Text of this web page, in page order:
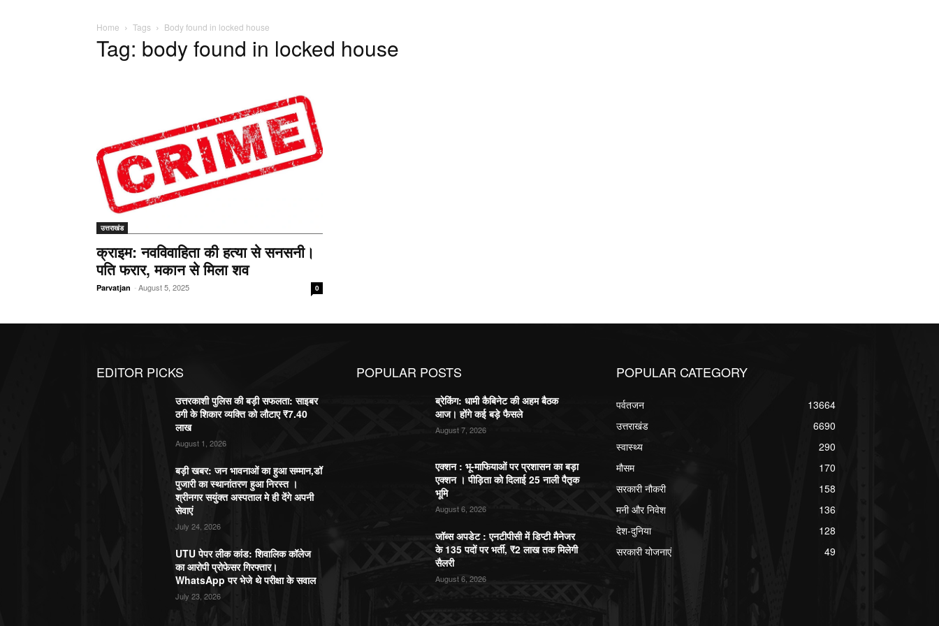
Home Tags Body found in locked house
Tag: body found in locked house
उत्तराखंड
क्राइम: नवविवाहिता की हत्या से सनसनी।
पति फरार, मकान से मिला शव
Parvatjan -August 5, 2025 0
EDITOR PICKS
उत्तरकाशी पुलिस की बड़ी सफलता: साइबर
ठगी के शिकार व्यक्ति को लौटाए ₹7.40
लाख
August 1, 2026
बड़ी खबर: जन भावनाओं का हुआ सम्मान,डॉ
पुजारी का स्थानांतरण हुआ निरस्त ।
श्रीनगर सयुंक्त अस्पताल मे ही देंगे अपनी
सेवाएं
July 24, 2026
UTU पेपर लीक कांड: शिवालिक कॉलेज
का आरोपी प्रोफेसर गिरफ्तार।
WhatsApp पर भेजे थे परीक्षा के सवाल
July 23, 2026
POPULAR POSTS
ब्रेकिंग: धामी कैबिनेट की अहम बैठक
आज। होंगे कई बड़े फैसले
August 7, 2026
एक्शन : भू-माफियाओं पर प्रशासन का बड़ा
एक्शन । पीड़िता को दिलाई 25 नाली पैतृक
भूमि
August 6, 2026
जॉब्स अपडेट : एनटीपीसी में डिप्टी मैनेजर
के 135 पदों पर भर्ती, ₹2 लाख तक मिलेगी
सैलरी
August 6, 2026
POPULAR CATEGORY
पर्वतजन
13664
उत्तराखंड
6690
स्वास्थ्य
290
मौसम
170
सरकारी नौकरी
158
मनी और निवेश
136
देश-दुनिया
128
सरकारी योजनाएं
49